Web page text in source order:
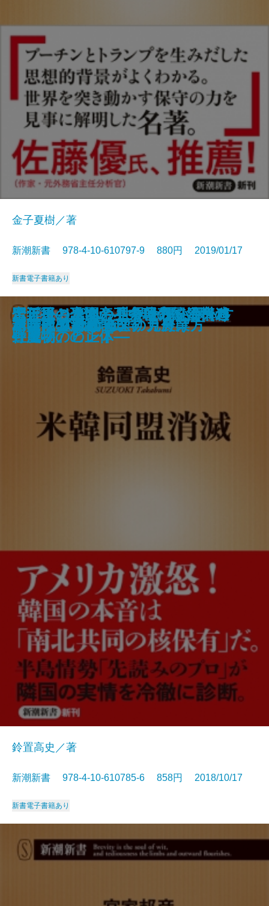
シルクロード―流沙に消えた西域
三十六か国―
中国が宇宙を支配する日―宇宙安
保の現代史―
ロシアを決して信じるな
2021年以後の世界秩序―国際情勢
を読む20のアングル―
インサイドレポート 中国コロナ
の真相
習近平vs.中国人
英国名門校の流儀―一流の人材を
どう育てるか―
国家を食べる
フィンランドの教育はなぜ世界一
なのか
リベラルを潰せ―世界を覆う保守
ネットワークの正体―
金子夏樹／著
新潮新書 978-4-10-610797-9 880円 2019/01/17
新書電子書籍あり
米韓同盟消滅
鈴置高史／著
新潮新書 978-4-10-610785-6 858円 2018/10/17
新書電子書籍あり
AI時代の新・地政学
本当はダメなアメリカ農業
金正恩―恐怖と不条理の統治構造
―
イスラム教の論理
定年後の楽園の見つけ方―海外移
住成功のヒント―
習近平と永楽帝―中華帝国皇帝の
野望―
メディアの驕り
フェイクニュースの見分け方
ポピュリズム―世界を覆い尽くす
「魔物」の正体―